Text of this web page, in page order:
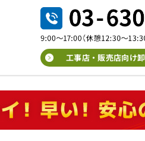
工事店・販売店向け